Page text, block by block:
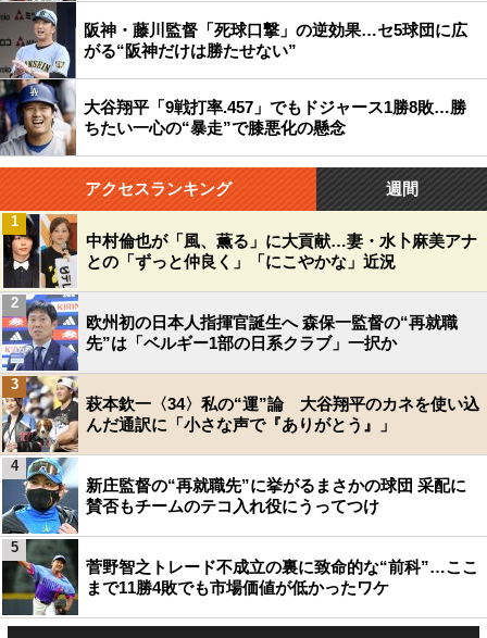
阪神・藤川監督「死球口撃」の逆効果…セ5球団に広
がる“阪神だけは勝たせない”
大谷翔平「9戦打率.457」でもドジャース1勝8敗…勝
ちたい一心の“暴走”で膝悪化の懸念
アクセスランキング 週間
中村倫也が「風、薫る」に大貢献…妻・水卜麻美アナ
との「ずっと仲良く」「にこやかな」近況
1
欧州初の日本人指揮官誕生へ 森保一監督の“再就職
先”は「ベルギー1部の日系クラブ」一択か
2
萩本欽一〈34〉私の“運”論 大谷翔平のカネを使い込
んだ通訳に「小さな声で『ありがとう』」
3
新庄監督の“再就職先”に挙がるまさかの球団 采配に
賛否もチームのテコ入れ役にうってつけ
4
菅野智之トレード不成立の裏に致命的な“前科”…ここ
まで11勝4敗でも市場価値が低かったワケ
5